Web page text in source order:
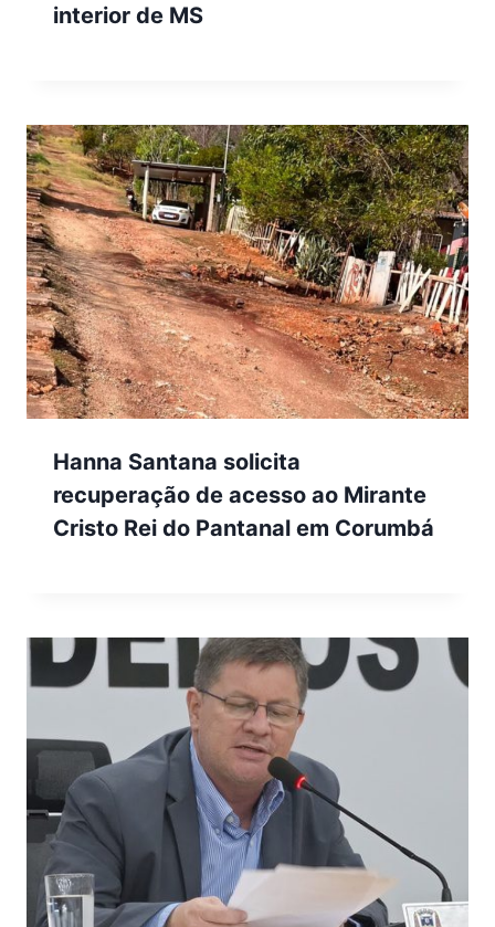
interior de MS
Hanna Santana solicita
recuperação de acesso ao Mirante
Cristo Rei do Pantanal em Corumbá